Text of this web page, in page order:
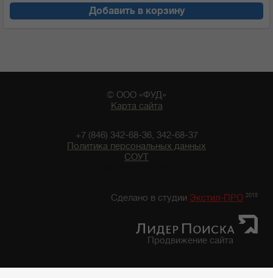
Добавить в корзину
© ООО «ФУД»
Карта сайта
+7 (846) 342-68-36, 342-68-37
Политика персональных данных
СОУТ
Сделано в студии Экстил-ПРО 2015
Продвижение сайта